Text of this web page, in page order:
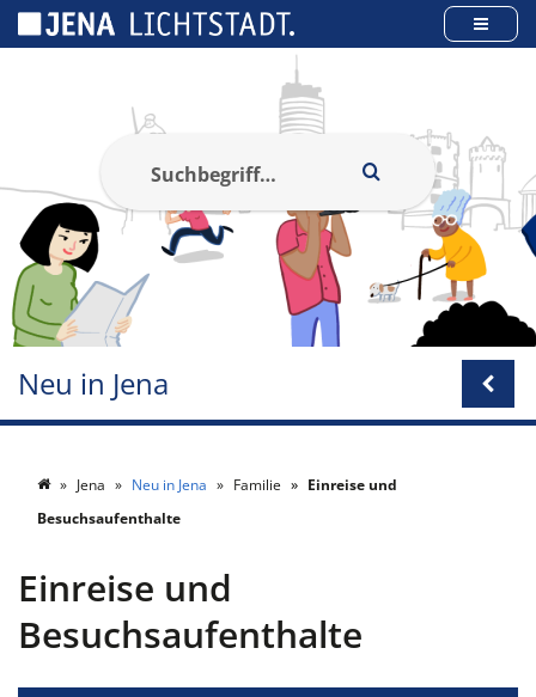
Neu in Jena
Jena Neu in Jena Familie
Einreise und
Besuchsaufenthalte
Einreise und
Besuchsaufenthalte
Cookie-Einstellungen